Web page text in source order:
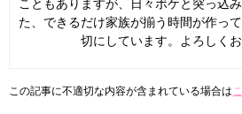
こともありますが、日々ボケと突っ込
た、できるだけ家族が揃う時間が作っ
切にしています。よろしくお
この記事に不適切な内容が含まれている場合は